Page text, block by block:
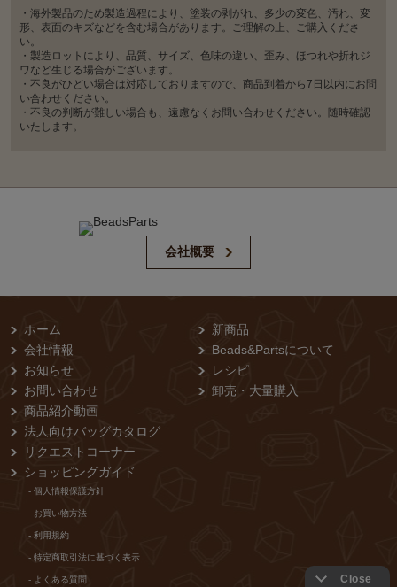
・海外製品のため製造過程により、塗装の剥がれ、多少の変色、汚れ、変
形、表面のキズなどを含む場合があります。ご理解の上、ご購入くださ
い。
・製造ロットにより、品質、サイズ、色味の違い、歪み、ほつれや折れジ
ワなど生じる場合がございます。
・不良がひどい場合は対応しておりますので、商品到着から7日以内にお問
い合わせください。
・不良の判断が難しい場合も、遠慮なくお問い合わせください。随時確認
いたします。
会社概要
ホーム
会社情報
お知らせ
お問い合わせ
商品紹介動画
法人向けバッグカタログ
リクエストコーナー
新商品
Beads&Partsについて
レシピ
卸売・⼤量購⼊
ショッピングガイド
- 個⼈情報保護⽅針
- お買い物⽅法
- 利⽤規約
- 特定商取引法に基づく表⽰
- よくある質問